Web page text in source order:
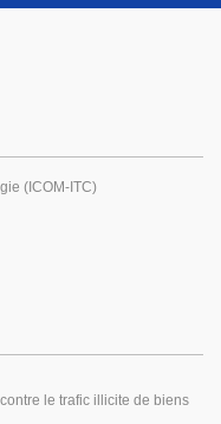
le trafic illicite de biens
(ICOM-ITC)